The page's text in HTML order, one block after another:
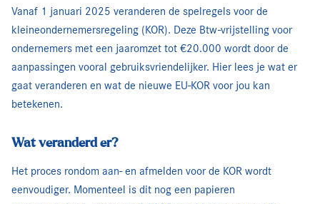
Vanaf 1 januari 2025 veranderen de spelregels voor de
kleineondernemersregeling (KOR). Deze Btw-vrijstelling voor
ondernemers met een jaaromzet tot €20.000 wordt door de
aanpassingen vooral gebruiksvriendelijker. Hier lees je wat er
gaat veranderen en wat de nieuwe EU-KOR voor jou kan
betekenen.
Wat veranderd er?
Het proces rondom aan- en afmelden voor de KOR wordt
eenvoudiger. Momenteel is dit nog een papieren